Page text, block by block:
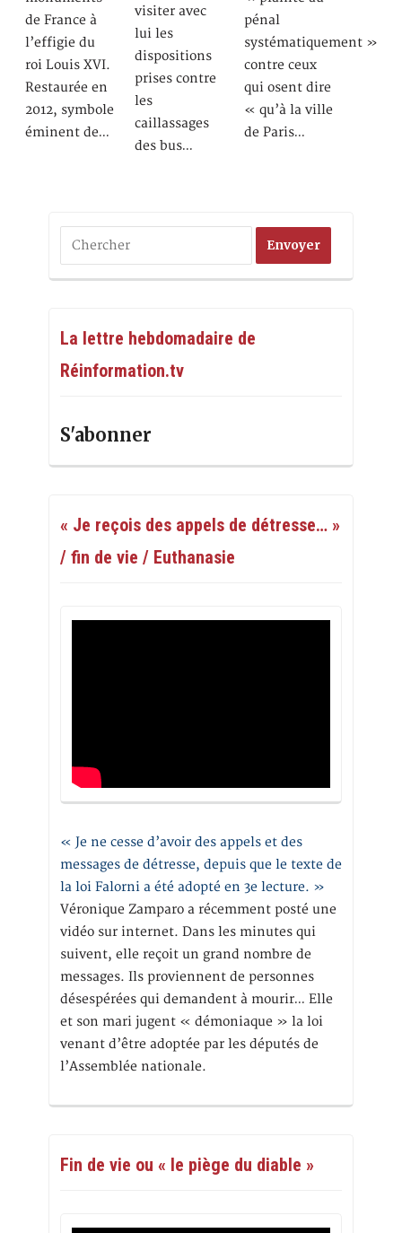
de France à
l’effigie du
roi Louis XVI.
Restaurée en
2012, symbole
éminent de…
visiter avec
lui les
dispositions
prises contre
les
caillassages
des bus…
pénal
systématiquement »
contre ceux
qui osent dire
« qu’à la ville
de Paris…
La lettre hebdomadaire de
Réinformation.tv
S'abonner
« Je reçois des appels de détresse… »
/ fin de vie / Euthanasie
« Je ne cesse d’avoir des appels et des
messages de détresse, depuis que le texte de
la loi Falorni a été adopté en 3e lecture. »
Véronique Zamparo a récemment posté une
vidéo sur internet. Dans les minutes qui
suivent, elle reçoit un grand nombre de
messages. Ils proviennent de personnes
désespérées qui demandent à mourir… Elle
et son mari jugent « démoniaque » la loi
venant d’être adoptée par les députés de
l’Assemblée nationale.
Fin de vie ou « le piège du diable »